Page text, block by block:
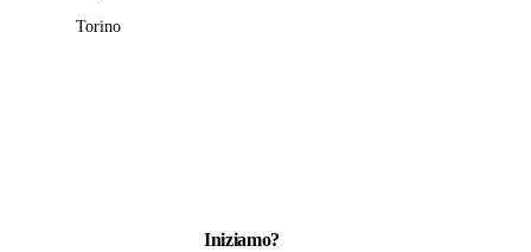
Torino
Iniziamo?